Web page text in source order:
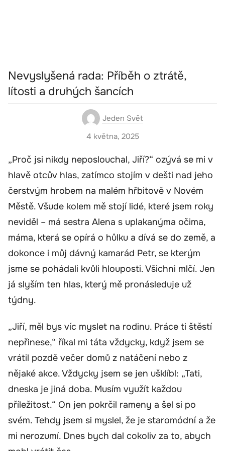
Nevyslyšená rada: Příběh o ztrátě,
lítosti a druhých šancích
Jeden Svět
4 května, 2025
„Proč jsi nikdy neposlouchal, Jiří?“ ozývá se mi v
hlavě otcův hlas, zatímco stojím v dešti nad jeho
čerstvým hrobem na malém hřbitově v Novém
Městě. Všude kolem mě stojí lidé, které jsem roky
neviděl – má sestra Alena s uplakanýma očima,
máma, která se opírá o hůlku a dívá se do země, a
dokonce i můj dávný kamarád Petr, se kterým
jsme se pohádali kvůli hlouposti. Všichni mlčí. Jen
já slyším ten hlas, který mě pronásleduje už
týdny.
„Jiří, měl bys víc myslet na rodinu. Práce ti štěstí
nepřinese,“ říkal mi táta vždycky, když jsem se
vrátil pozdě večer domů z natáčení nebo z
nějaké akce. Vždycky jsem se jen ušklíbl: „Tati,
dneska je jiná doba. Musím využít každou
příležitost.“ On jen pokrčil rameny a šel si po
svém. Tehdy jsem si myslel, že je staromódní a že
mi nerozumí. Dnes bych dal cokoliv za to, abych